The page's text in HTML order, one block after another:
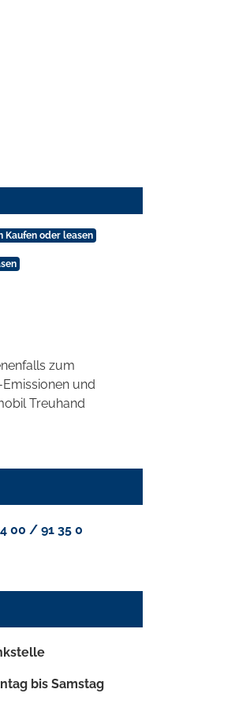
Kaufen oder leasen
zum
Emissionen und
Treuhand
00 / 91 35 0
bis Samstag